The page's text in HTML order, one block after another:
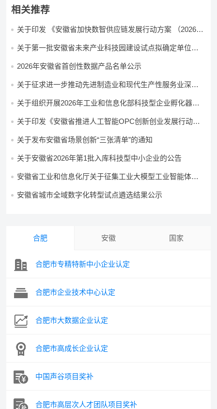
相关推荐
关于印发 《安徽省加快数智供应链发展行动方案 （2026—
关于第一批安徽省未来产业科技园建设试点拟确定单位的
2026年安徽省首创性数据产品名单公示
关于征求进一步推动先进制造业和现代生产性服务业深度
关于组织开展2026年工业和信息化部科技型企业孵化器申
关于印发《安徽省推进人工智能OPC创新创业发展行动方
关于发布安徽省场景创新“三张清单”的通知
关于安徽省2026年第1批入库科技型中小企业的公告
安徽省工业和信息化厅关于征集工业大模型工业智能体的
安徽省城市全域数字化转型试点遴选结果公示
合肥 安徽 国家
合肥市专精特新中小企业认定
合肥市企业技术中心认定
合肥市大数据企业认定
合肥市高成长企业认定
中国声谷项目奖补
合肥市高层次人才团队项目奖补